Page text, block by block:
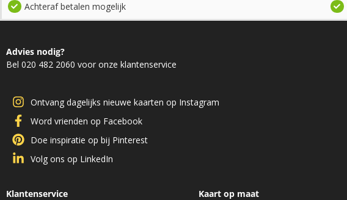
Achteraf betalen mogelijk
Advies nodig?
Bel 020 482 2060 voor onze klantenservice
Ontvang dagelijks nieuwe kaarten op Instagram
Word vrienden op Facebook
Doe inspiratie op bij Pinterest
Volg ons op LinkedIn
Klantenservice Kaart op maat